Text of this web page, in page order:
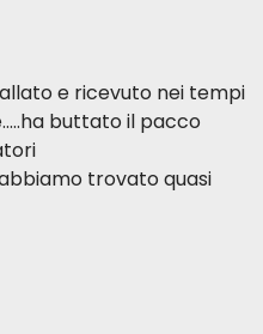
e ricevuto nei tempi
buttato il pacco
trovato quasi